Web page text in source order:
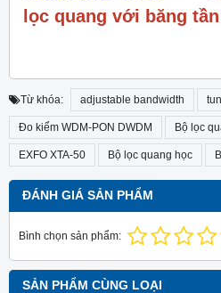
lọc quang với băng
Từ khóa: adjustable bandwidth
Đo kiểm WDM-PON DWDM Bộ lọc
EXFO XTA-50 Bộ lọc quang học
ĐÁNH GIÁ SẢN PHẨM
Bình chọn sản phẩm:
SẢN PHẨM CÙNG LOẠI